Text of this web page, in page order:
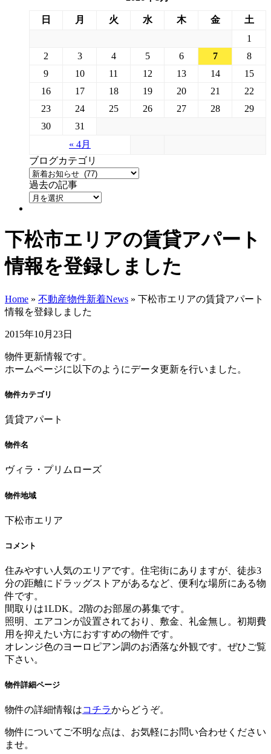
日 月 火 水 木 金 土
« 4月
1
2
3 4 5 6 7
8
9
10 11 12 13 14
15
16
17 18 19 20 21
22
23
24 25 26 27 28
29
30
31
ブログカテゴリ
過去の記事
下松市エリアの賃貸アパート
情報を登録しました
Home » 不動産物件新着News » 下松市エリアの賃貸アパート
情報を登録しました
2015年10月23日
物件更新情報です。
ホームページに以下のようにデータ更新を行いました。
物件カテゴリ
賃貸アパート
物件名
ヴィラ・プリムローズ
物件地域
下松市エリア
コメント
住みやすい人気のエリアです。住宅街にありますが、徒歩3
分の距離にドラッグストアがあるなど、便利な場所にある物
件です。
間取りは1LDK。2階のお部屋の募集です。
照明、エアコンが設置されており、敷金、礼金無し。初期費
用を抑えたい方におすすめの物件です。
オレンジ色のヨーロピアン調のお洒落な外観です。ぜひご覧
下さい。
物件詳細ページ
物件の詳細情報はコチラからどうぞ。
物件についてご不明な点は、お気軽にお問い合わせください
ませ。